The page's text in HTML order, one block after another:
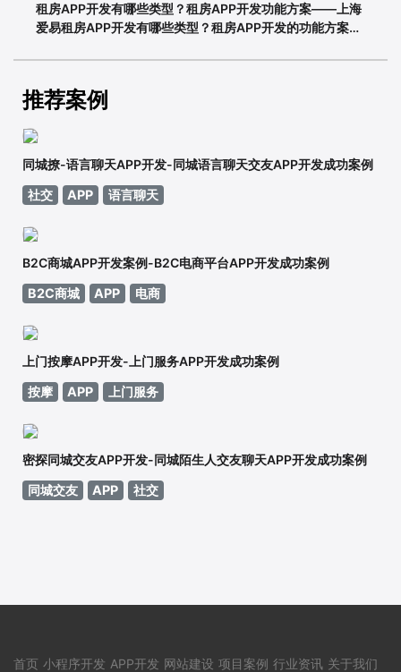
租房APP开发有哪些类型？租房APP开发功能方案——上海
爱易租房APP开发有哪些类型？租房APP开发的功能方案
基本功能有哪些，如何划分？说到租赁，相信大家都不陌
推荐案例
同城撩-语言聊天APP开发-同城语言聊天交友APP开发成功案例
社交
APP 语言聊天
B2C商城APP开发案例-B2C电商平台APP开发成功案例
B2C商城
APP 电商
上门按摩APP开发-上门服务APP开发成功案例
按摩
APP 上门服务
密探同城交友APP开发-同城陌生人交友聊天APP开发成功案例
同城交友
APP 社交
首页 小程序开发 APP开发 网站建设 项目案例 行业资讯 关于我们